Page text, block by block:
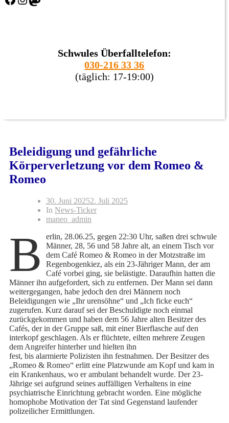
Schwules Überfalltelefon:
030-216 33 36
(täglich: 17-19:00)
Beleidigung und gefährliche
Körperverletzung vor dem Romeo &
Romeo
30. Juni 20252. Juli 2025
In News-Ticker
maneo_admin
B
erlin, 28.06.25, gegen 22:30 Uhr, saßen drei schwule
Männer, 28, 56 und 58 Jahre alt, an einem Tisch vor
dem Café Romeo & Romeo in der Motzstraße im
Regenbogenkiez, als ein 23-Jähriger Mann, der am
Café vorbei ging, sie belästigte. Daraufhin hatten die
Männer ihn aufgefordert, sich zu entfernen. Der Mann sei dann
weitergegangen, habe jedoch den drei Männern noch
Beleidigungen wie „Ihr urensöhne“ und „Ich ficke euch“
zugerufen. Kurz darauf sei der Beschuldigte noch einmal
zurückgekommen und haben dem 56 Jahre alten Besitzer des
Cafés, der in der Gruppe saß, mit einer Bierflasche auf den
interkopf geschlagen. Als er flüchtete, eilten mehrere Zeugen
dem Angreifer hinterher und hielten ihn
fest, bis alarmierte Polizisten ihn festnahmen. Der Besitzer des
„Romeo & Romeo“ erlitt eine Platzwunde am Kopf und kam in
ein Krankenhaus, wo er ambulant behandelt wurde. Der 23-
Jährige sei aufgrund seines auffälligen Verhaltens in eine
psychiatrische Einrichtung gebracht worden. Eine mögliche
homophobe Motivation der Tat sind Gegenstand laufender
polizeilicher Ermittlungen.